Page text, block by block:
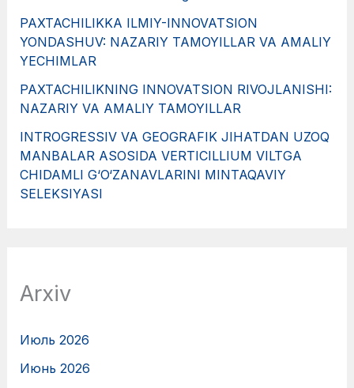
PAXTACHILIKKA ILMIY-INNOVATSION
YONDASHUV: NAZARIY TAMOYILLAR VA AMALIY
YECHIMLAR
PAXTACHILIKNING INNOVATSION RIVOJLANISHI:
NAZARIY VA AMALIY TAMOYILLAR
INTROGRESSIV VA GEOGRAFIK JIHATDAN UZOQ
MANBALAR ASOSIDA VERTICILLIUM VILTGA
CHIDAMLI G‘O‘ZANAVLARINI MINTAQAVIY
SELEKSIYASI
Arxiv
Июль 2026
Июнь 2026